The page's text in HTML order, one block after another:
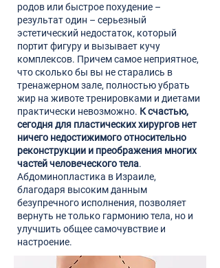
родов или быстрое похудение –
результат один – серьезный
эстетический недостаток, который
портит фигуру и вызывает кучу
комплексов. Причем самое неприятное,
что сколько бы вы не старались в
тренажерном зале, полностью убрать
жир на животе тренировками и диетами
практически невозможно. К счастью,
сегодня для пластических хирургов нет
ничего недостижимого относительно
реконструкции и преображения многих
частей человеческого тела.
Абдоминопластика в Израиле,
благодаря высоким данным
безупречного исполнения, позволяет
вернуть не только гармонию тела, но и
улучшить общее самочувствие и
настроение.